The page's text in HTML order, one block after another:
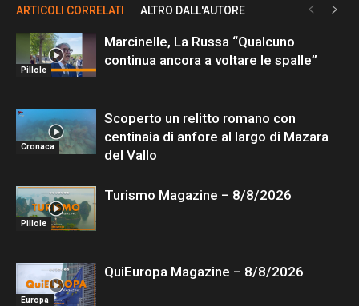
ARTICOLI CORRELATI ALTRO DALL'AUTORE
Pillole
Marcinelle, La Russa “Qualcuno
continua ancora a voltare le spalle”
Cronaca
Scoperto un relitto romano con
centinaia di anfore al largo di Mazara
del Vallo
Pillole
Turismo Magazine – 8/8/2026
Europa
QuiEuropa Magazine – 8/8/2026